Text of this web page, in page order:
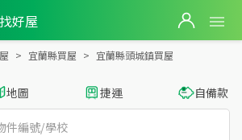
找好屋
買房：別墅/透天房屋物件出售、房價分析
宜蘭縣買屋 宜蘭縣頭城鎮買屋
地圖 捷運 自備款